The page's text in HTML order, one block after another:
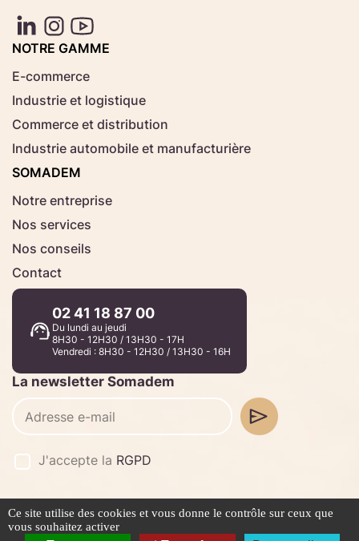
Aucun fichier
Télécharger
NOTRE GAMME
E-commerce
Industrie et logistique
Commerce et distribution
Industrie automobile et manufacturière
SOMADEM
Notre entreprise
Nos services
Nos conseils
Contact
02 41 18 87 00
Du lundi au jeudi
8H30 - 12H30 / 13H30 - 17H
Vendredi : 8H30 - 12H30 / 13H30 - 16H
La newsletter Somadem
J'accepte la RGPD
©2026 -Stafe.fr
Mentions légales
Politique de confidentialité
Ce site utilise des cookies et vous donne le contrôle sur ceux que
vous souhaitez activer